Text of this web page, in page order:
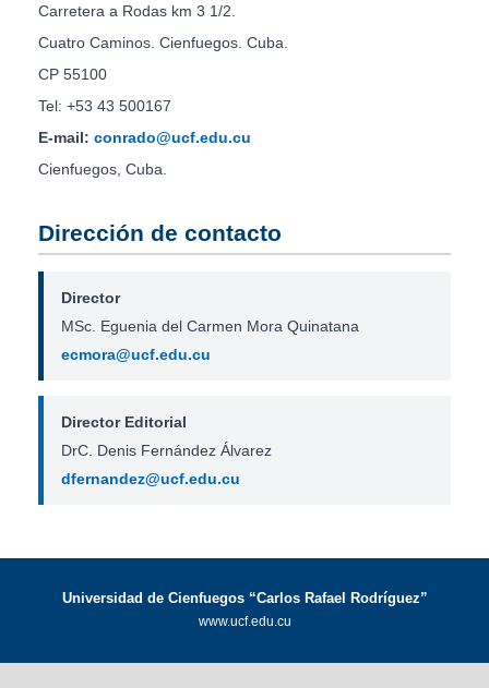
Carretera a Rodas km 3 1/2.
Cuatro Caminos. Cienfuegos. Cuba.
CP 55100
Tel: +53 43 500167
E-mail: conrado@ucf.edu.cu
Cienfuegos, Cuba.
Dirección de contacto
Director
MSc. Eguenia del Carmen Mora Quinatana
ecmora@ucf.edu.cu
Director Editorial
DrC. Denis Fernández Álvarez
dfernandez@ucf.edu.cu
Universidad de Cienfuegos “Carlos Rafael Rodríguez”
www.ucf.edu.cu